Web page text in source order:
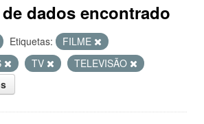
dados encontrado
Etiquetas:
FILME
TV
TELEVISÃO